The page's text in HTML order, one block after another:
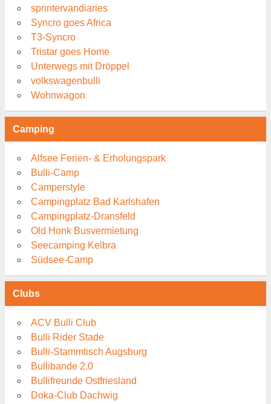
sprintervandiaries
Syncro goes Africa
T3-Syncro
Tristar goes Home
Unterwegs mit Dröppel
volkswagenbulli
Wohnwagon
Camping
Alfsee Ferien- & Erholungspark
Bulli-Camp
Camperstyle
Campingplatz Bad Karlshafen
Campingplatz-Dransfeld
Old Honk Busvermietung
Seecamping Kelbra
Südsee-Camp
Clubs
ACV Bulli Club
Bulli Rider Stade
Bulli-Stammtisch Augsburg
Bullibande 2.0
Bullifreunde Ostfriesland
Doka-Club Dachwig